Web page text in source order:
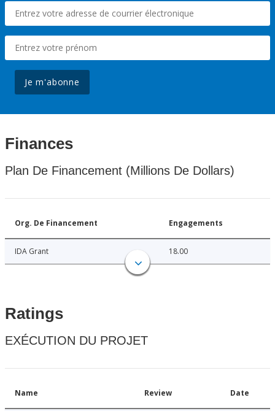
Je m'abonne
Finances
Plan De Financement (Millions De Dollars)
Org. De Financement Engagements
IDA Grant 18.00
Ratings
EXÉCUTION DU PROJET
Name Review Date